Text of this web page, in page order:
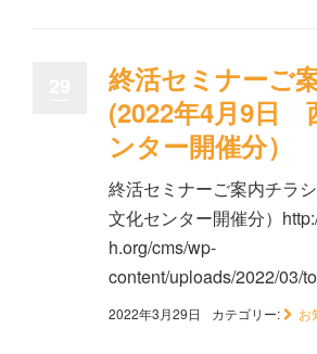
終活セミナーご
(2022年4月9日
ンター開催分）
終活セミナーご案内チラ
文化センター開催分）
h.org/cms/wp-
content/uploads/2022/03/
2022年3月29日 カテゴリー: お